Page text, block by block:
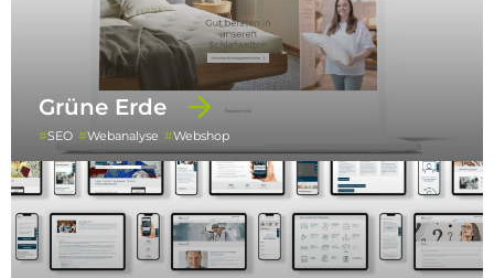
Grüne Erde
SEO Webanalyse Webshop